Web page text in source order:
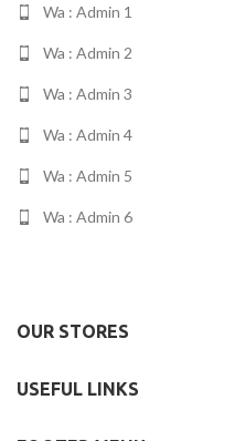
Wa : Admin 1
Wa : Admin 2
Wa : Admin 3
Wa : Admin 4
Wa : Admin 5
Wa : Admin 6
OUR STORES
USEFUL LINKS